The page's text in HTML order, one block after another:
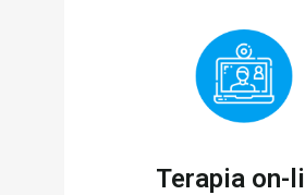
Terapia on-